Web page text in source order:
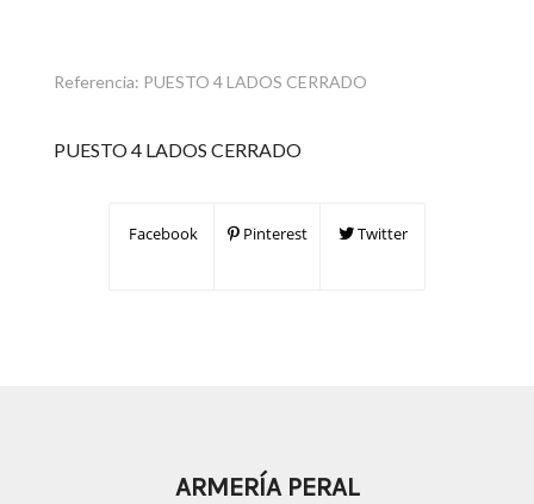
Referencia: PUESTO 4 LADOS CERRADO
PUESTO 4 LADOS CERRADO
Facebook Pinterest Twitter
ARMERÍA PERAL